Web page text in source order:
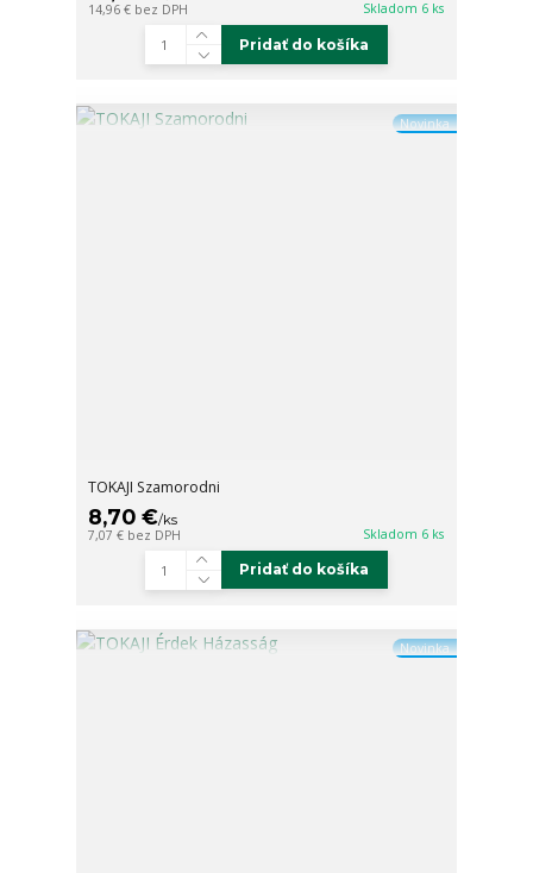
14,96 € bez DPH Skladom 6 ks
Pridať do košíka
Novinka
TOKAJI Szamorodni
8,70 €/ks
7,07 € bez DPH Skladom 6 ks
Pridať do košíka
Novinka